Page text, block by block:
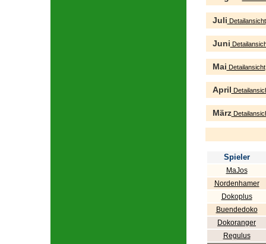
Juli Detailansicht
Juni
Mai Detailansicht
April
März
Spieler
MaJos
Nordenhamer
Dokoplus
Buendedoko
Dokoranger
Regulus